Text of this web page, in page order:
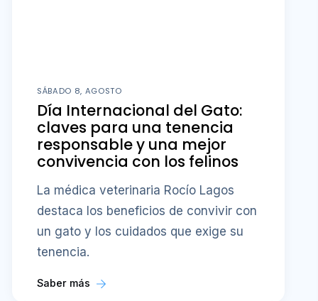
SÁBADO 8, AGOSTO
Día Internacional del Gato:
claves para una tenencia
responsable y una mejor
convivencia con los felinos
La médica veterinaria Rocío Lagos
destaca los beneficios de convivir con
un gato y los cuidados que exige su
tenencia.
Saber más